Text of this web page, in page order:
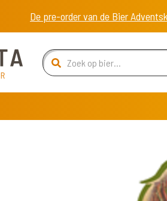
De pre-order van de Bier